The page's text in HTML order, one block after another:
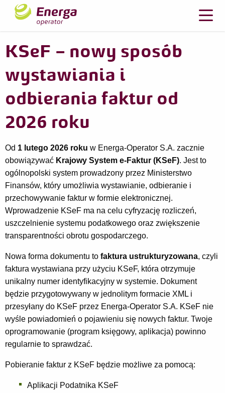
KSeF – nowy sposób
wystawiania i
odbierania faktur od
2026 roku
Od 1 lutego 2026 roku w Energa-Operator S.A. zacznie
obowiązywać Krajowy System e-Faktur (KSeF). Jest to
ogólnopolski system prowadzony przez Ministerstwo
Finansów, który umożliwia wystawianie, odbieranie i
przechowywanie faktur w formie elektronicznej.
Wprowadzenie KSeF ma na celu cyfryzację rozliczeń,
uszczelnienie systemu podatkowego oraz zwiększenie
transparentności obrotu gospodarczego.
Nowa forma dokumentu to faktura ustrukturyzowana, czyli
faktura wystawiana przy użyciu KSeF, która otrzymuje
unikalny numer identyfikacyjny w systemie. Dokument
będzie przygotowywany w jednolitym formacie XML i
przesyłany do KSeF przez Energa-Operator S.A. KSeF nie
wyśle powiadomień o pojawieniu się nowych faktur. Twoje
oprogramowanie (program księgowy, aplikacja) powinno
regularnie to sprawdzać.
Pobieranie faktur z KSeF będzie możliwe za pomocą:
Aplikacji Podatnika KSeF